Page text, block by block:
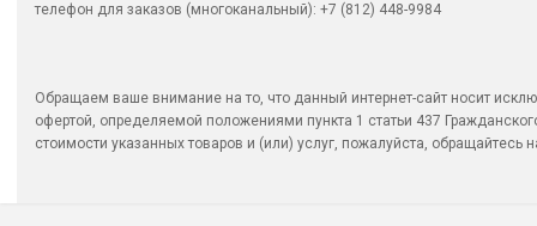
телефон для заказов (многоканальный): +7 (812) 448-9984
Обращаем ваше внимание на то, что данный интернет-сайт носит
офертой, определяемой положениями пункта 1 статьи 437
стоимости указанных товаров и (или) услуг, пожалуйста, обращайтесь